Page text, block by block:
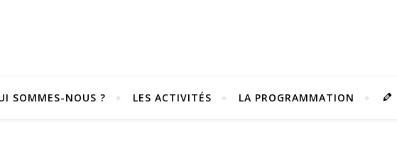
SOMMES-NOUS ? LES ACTIVITÉS LA PROGRAMMATION